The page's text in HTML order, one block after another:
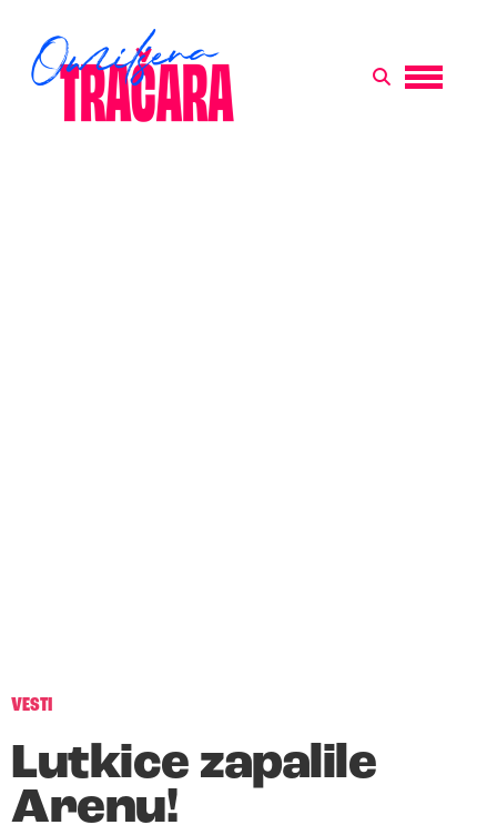
VESTI
Lutkice zapalile
Arenu!